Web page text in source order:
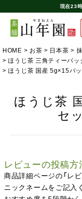
現在23時
HOME お茶 日本茶
ほうじ茶 三角ティーバッ
ほうじ茶 国産 5g×15パ
ほうじ茶
セ
レビューの投稿方
商品詳細ページの「レ
ニックネームをご記入